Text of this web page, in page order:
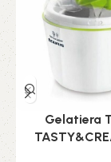
Gelatiera